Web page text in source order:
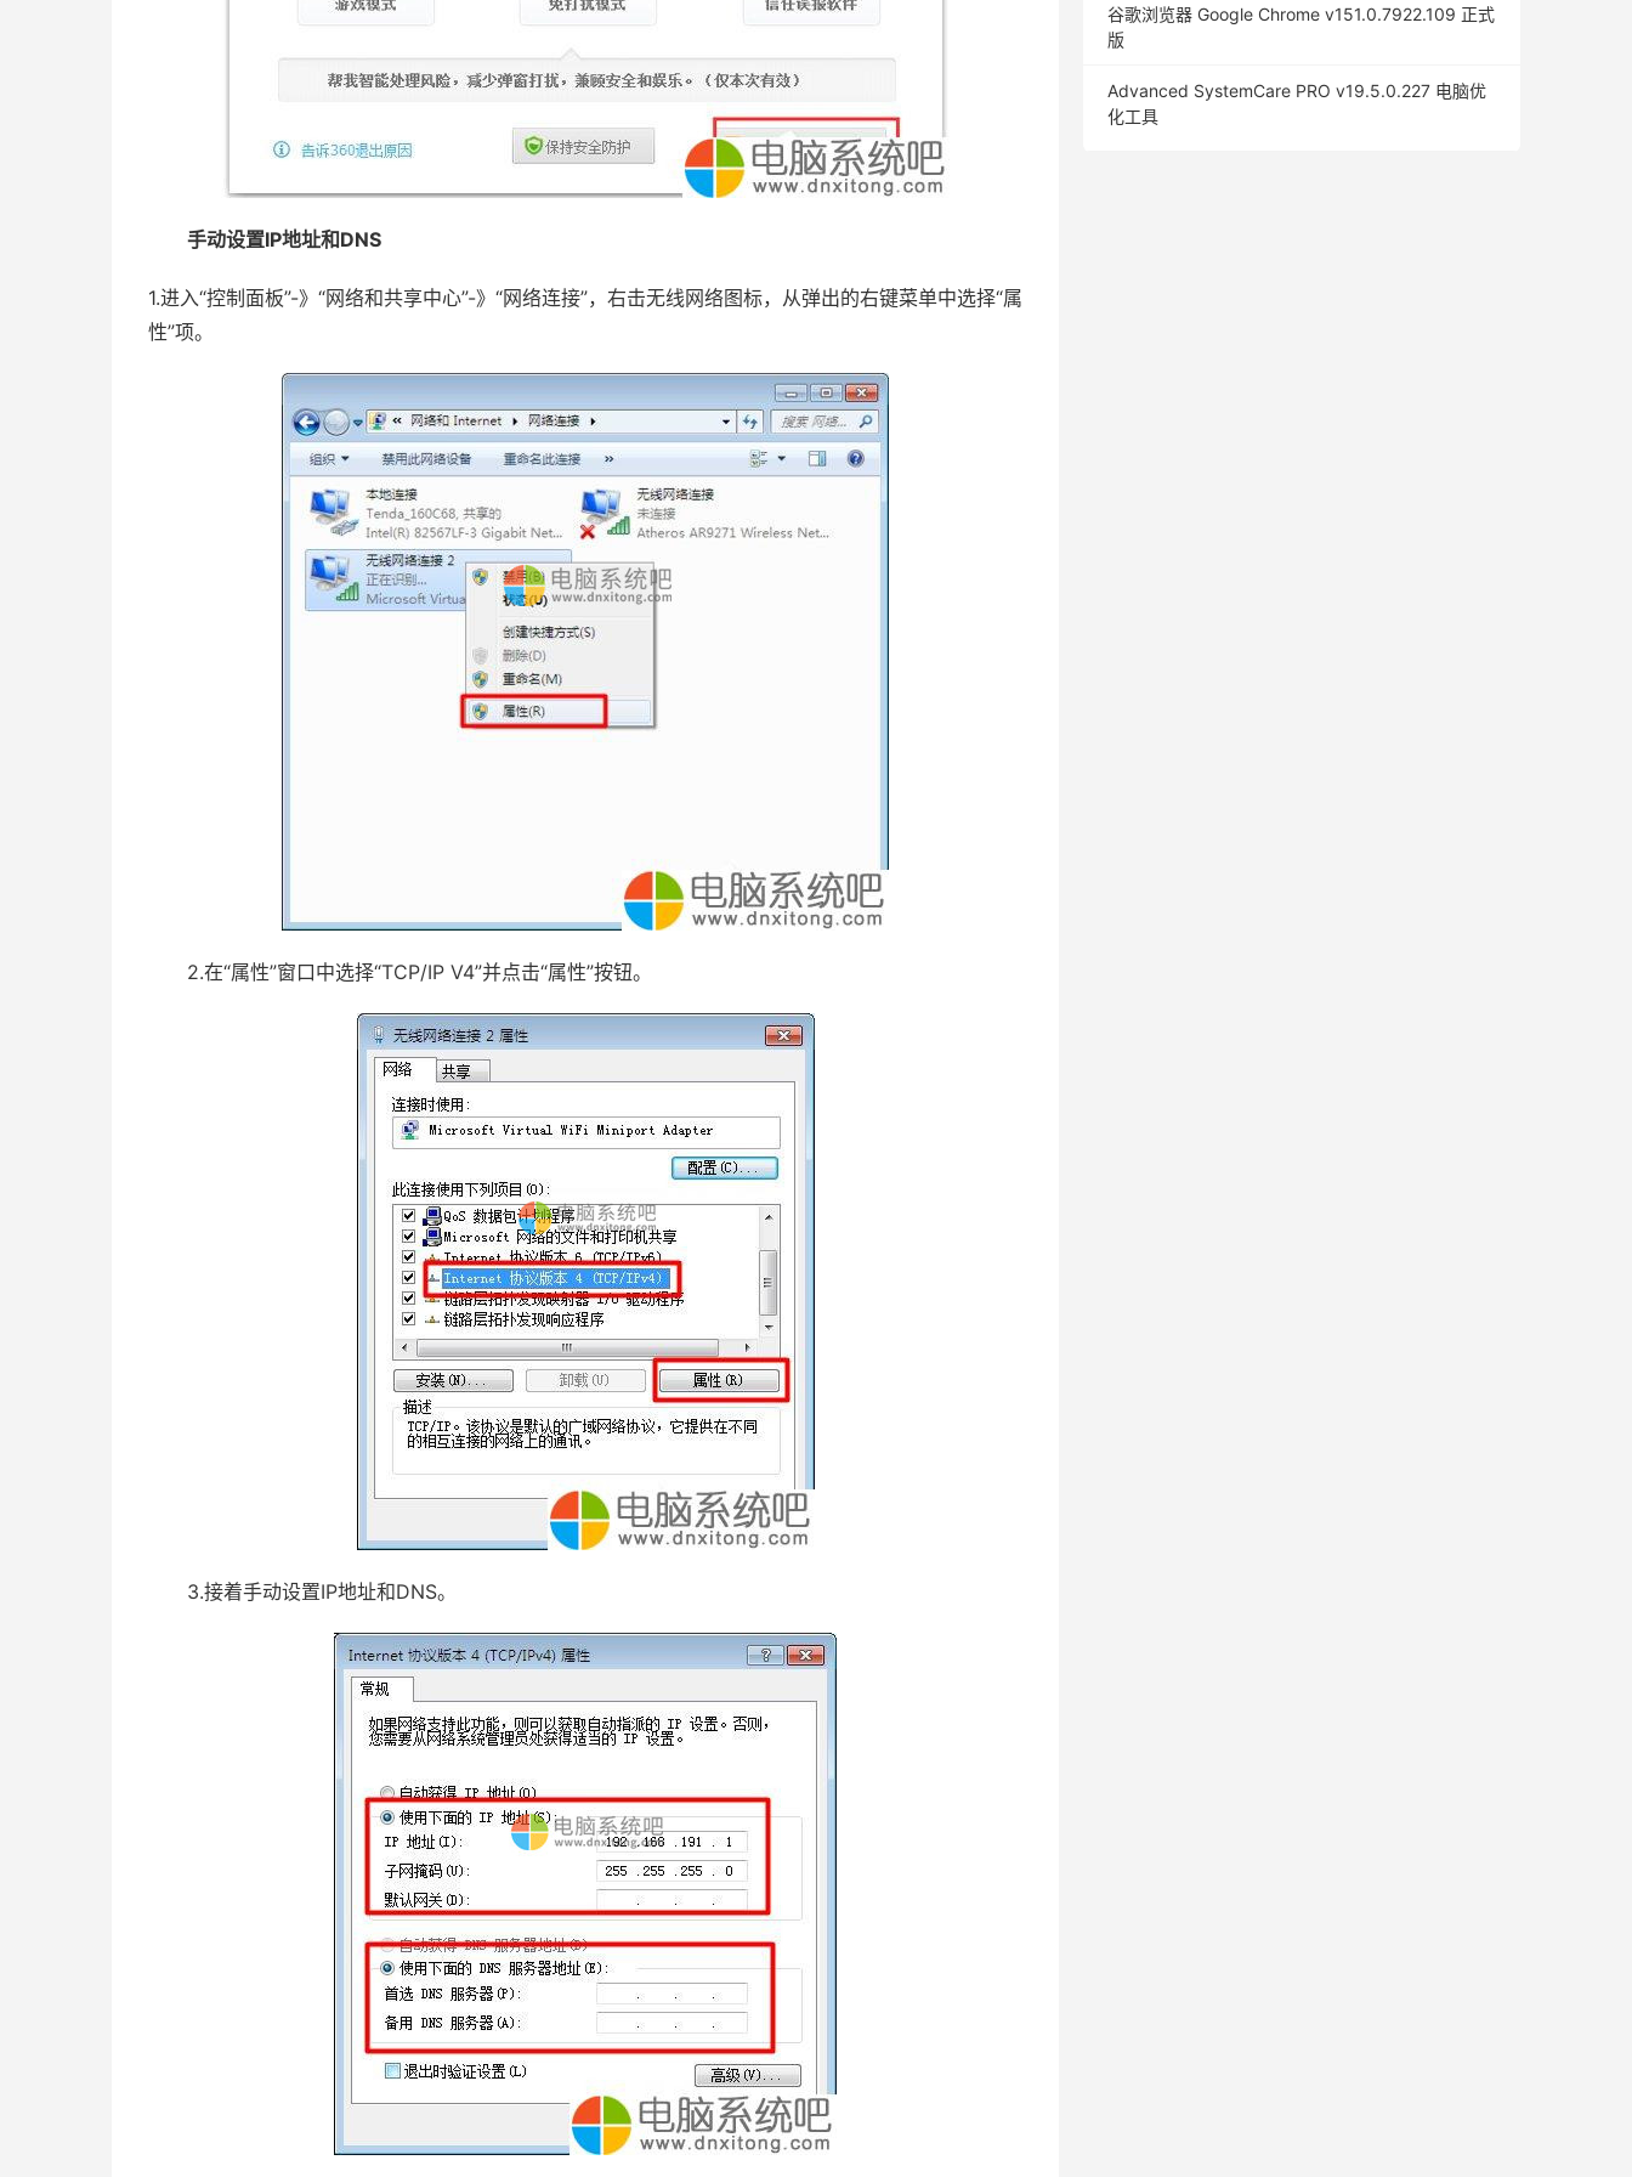
手动设置IP地址和DNS
1.进入“控制面板”-》“网络和共享中心”-》“网络连接”，右击无线网络图标，从弹出的右键菜单中选择“属
性”项。
2.在“属性”窗口中选择“TCP/IP V4”并点击“属性”按钮。
3.接着手动设置IP地址和DNS。
谷歌浏览器 Google Chrome v151.0.7922.109 正式
版
Advanced SystemCare PRO v19.5.0.227 电脑优
化工具